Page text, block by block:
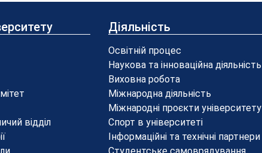
відділ
Діяльність
Освітній процес
Наукова та інноваційна діяльність
Виховна робота
Міжнародна діяльність
Міжнародні проєкти університету
Спорт в університеті
Інформаційні та технічні партнери